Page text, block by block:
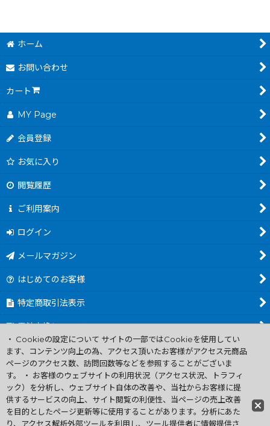
ホーム
お問い合わせ
カート
MY Page
会員登録
お気に入り
閲覧履歴
ご利用案内
ログイン
メールマガジン
はじめてのお客様
特定商取引法表示
電池交換について
商品カテゴリ一覧
Worldwide Shipping Guide
ファミコン買取通販 中古 ディスクシステム 販売 ニンテンドウ64・
ゲーム買取 .電池交換
・ Cookieの設定について サイトの一部ではCookieを使用してい
ます、コンテンツ向上の為、アクセス頂いたお客様がアクセス元商品
ページのアクセス数、訪問回数等などを参照することがございま
す。 ・ お客様のウェブサイトの利用状況（アクセス状況、トラフィ
ック）を分析し、ウェブサイト自体の改善や、当社からお客様に提
供するサービスの向上、サイト閲覧の利便性、当ページの売上改善
を目的としたページ更新等に使用することがあります。分析にあた
り、アクセス解析外部ツールを利用し、ツール提供者に情報提供さ